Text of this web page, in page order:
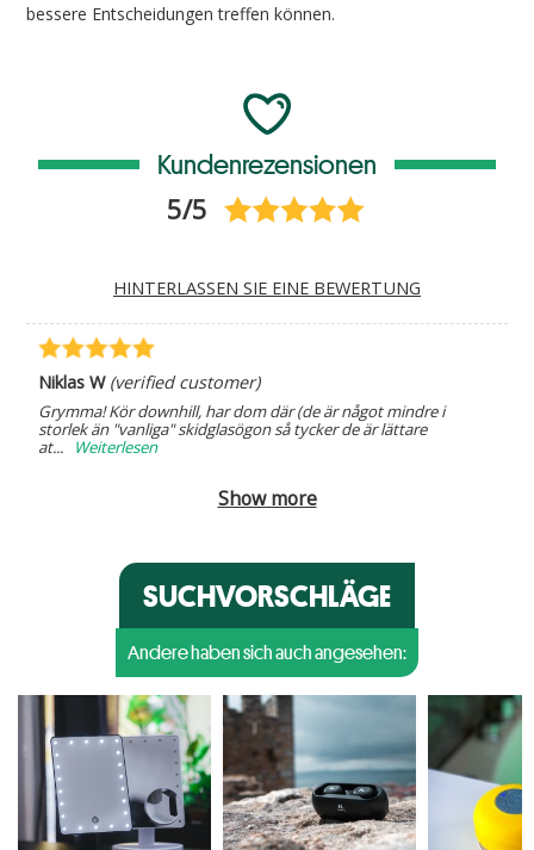
bessere Entscheidungen treffen können.
Kundenrezensionen
5/5
HINTERLASSEN SIE EINE BEWERTUNG
Niklas W(verified customer)
Grymma! Kör downhill, har dom där (de är något mindre i
storlek än "vanliga" skidglasögon så tycker de är lättare
at... Weiterlesen
Show more
SUCHVORSCHLÄGE
Andere haben sich auch angesehen: